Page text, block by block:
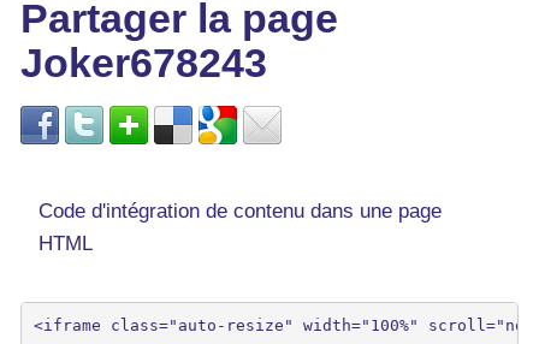
Partager la page
Joker678243
Code d'intégration de contenu dans une page
HTML